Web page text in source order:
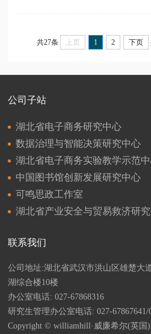
共27条 上页 1 2 下页
公司子站
湖北省电子商务研究中心
数据治理与智能决策研究中心
湖北省电子商务实验教学示范
中国图书馆创新发展研究中心
可鸣思政工作室
湖北省产业安全与贸易救济研
联系我们
公司地址:湖北省武汉市洪山区雄楚大
湖综合楼10楼
办公室电话: 027-67868316
研究生管理办公室电话: 027-67867641/
Copyright © williamhill·威廉希尔(英国